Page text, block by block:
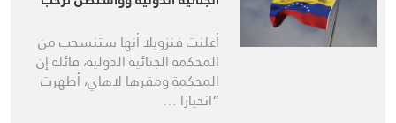
أعلنت فنزويلا أنها ستنسحب من
المحكمة الجنائية الدولية، قائلة إن
المحكمة ومقرها لاهاي، أظهرت
“انحيازا …